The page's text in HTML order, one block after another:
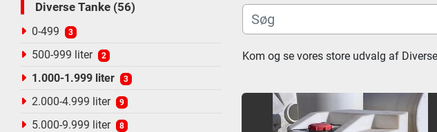
Diverse Tanke 56
0-499 3
500-999 liter 2
1.000-1.999 liter 3
2.000-4.999 liter 9
5.000-9.999 liter 8
Kom og se vores store udvalg af